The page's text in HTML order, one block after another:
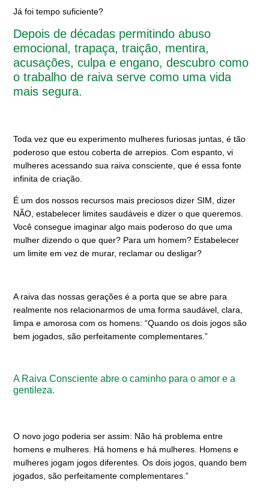
Já foi tempo suficiente?
Depois de décadas permitindo abuso
emocional, trapaça, traição, mentira,
acusações, culpa e engano, descubro como
o trabalho de raiva serve como uma vida
mais segura.
Toda vez que eu experimento mulheres furiosas juntas, é tão
poderoso que estou coberta de arrepios. Com espanto, vi
mulheres acessando sua raiva consciente, que é essa fonte
infinita de criação.
É um dos nossos recursos mais preciosos dizer SIM, dizer
NÃO, estabelecer limites saudáveis e dizer o que queremos.
Você consegue imaginar algo mais poderoso do que uma
mulher dizendo o que quer? Para um homem? Estabelecer
um limite em vez de murar, reclamar ou desligar?
A raiva das nossas gerações é a porta que se abre para
realmente nos relacionarmos de uma forma saudável, clara,
limpa e amorosa com os homens: “Quando os dois jogos são
bem jogados, são perfeitamente complementares.”
A Raiva Consciente abre o caminho para o amor e a
gentileza.
O novo jogo poderia ser assim: Não há problema entre
homens e mulheres. Há homens e há mulheres. Homens e
mulheres jogam jogos diferentes. Os dois jogos, quando bem
jogados, são perfeitamente complementares.”